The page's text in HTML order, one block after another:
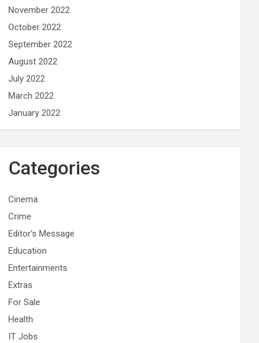
November 2022
October 2022
September 2022
August 2022
July 2022
March 2022
January 2022
Categories
Cinema
Crime
Editor's Message
Education
Entertainments
Extras
For Sale
Health
IT Jobs